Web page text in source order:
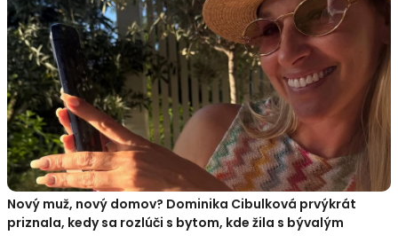
Nový muž, nový domov? Dominika Cibulková prvýkrát
priznala, kedy sa rozlúči s bytom, kde žila s bývalým